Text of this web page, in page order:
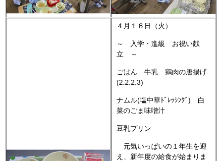
４月１６日（火）
～ 入学・進級 お祝い献
立 ～
ごはん 牛乳 鶏肉の唐揚げ
(2.2.2.3)
ナムル(塩中華ﾄﾞﾚｯｼﾝｸﾞ) 白
菜のごま味噌汁
豆乳プリン
元気いっぱいの１年生を迎
え、新年度の給食が始まりま